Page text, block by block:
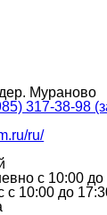
Мураново
317-38-98
ru/
с 10:00 до
с 10:00 до